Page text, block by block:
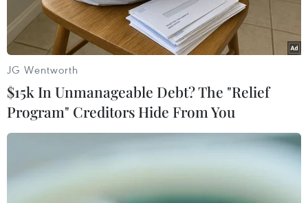
lượng ly khai và Ukraine được tuân thủ.
JG Wentworth
$15k In Unmanageable Debt? The "Relief
Program" Creditors Hide From You